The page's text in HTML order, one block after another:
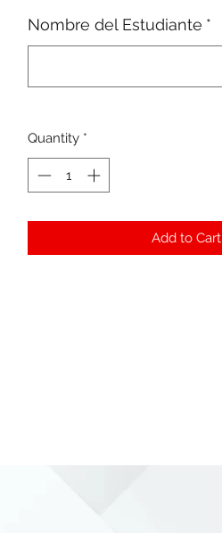
Nombre del Estudiante *
Quantity *
Add to Cart